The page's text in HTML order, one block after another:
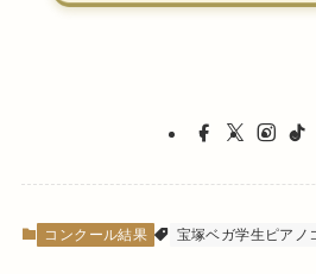
コンクール結果 宝塚ベガ学生ピアノ